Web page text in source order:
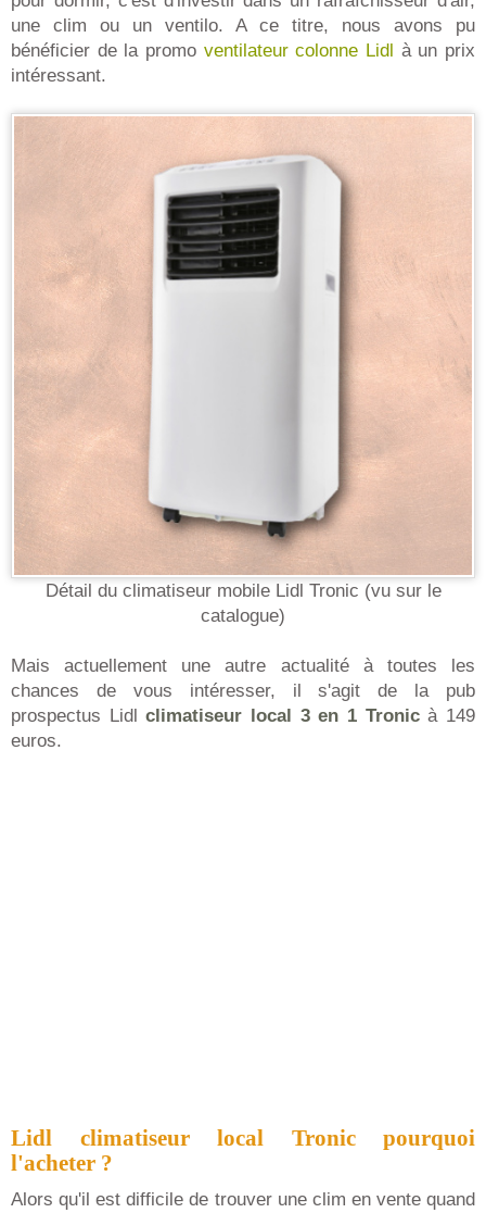
une clim ou un ventilo. A ce titre, nous avons pu
bénéficier de la promo ventilateur colonne Lidl à un prix
intéressant.
Détail du climatiseur mobile Lidl Tronic (vu sur le
catalogue)
Mais actuellement une autre actualité à toutes les
chances de vous intéresser, il s'agit de la pub
prospectus Lidlclimatiseur local 3 en 1 Tronicà 149
euros.
Lidl climatiseur local Tronic pourquoi
l'acheter ?
Alors qu'il est difficile de trouver une clim en vente quand